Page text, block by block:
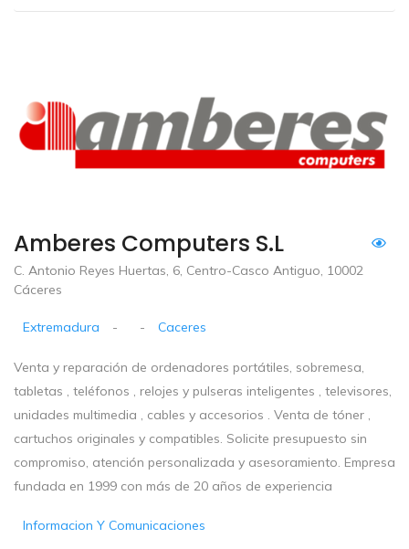
Amberes Computers S.L
C. Antonio Reyes Huertas, 6, Centro-Casco Antiguo, 10002
Cáceres
Extremadura - - Caceres
Venta y reparación de ordenadores portátiles, sobremesa,
tabletas , teléfonos , relojes y pulseras inteligentes , televisores,
unidades multimedia , cables y accesorios . Venta de tóner ,
cartuchos originales y compatibles. Solicite presupuesto sin
compromiso, atención personalizada y asesoramiento. Empresa
fundada en 1999 con más de 20 años de experiencia
Informacion Y Comunicaciones